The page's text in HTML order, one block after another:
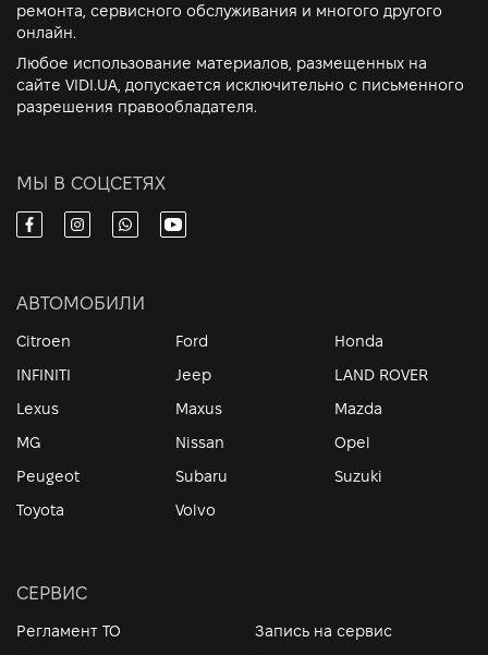
ремонта, сервисного обслуживания и многого другого
онлайн.
Любое использование материалов, размещенных на
сайте VIDI.UA, допускается исключительно с письменного
разрешения правообладателя.
МЫ В СОЦСЕТЯХ
АВТОМОБИЛИ
Citroen Ford
Honda
INFINITI
Jeep
LAND ROVER
Lexus
Maxus
Mazda
MG
Nissan
Opel
Peugeot
Subaru
Suzuki
Toyota
Volvo
СЕРВИС
Регламент ТО
Запись на сервис